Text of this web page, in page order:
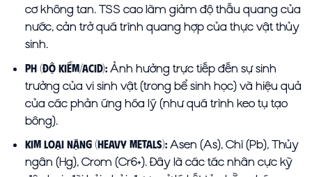
cơ không tan. TSS cao làm giảm độ thấu quang của
nước, cản trở quá trình quang hợp của thực vật thủy
sinh.
pH (Độ kiềm/acid):Ảnh hưởng trực tiếp đến sự sinh
trưởng của vi sinh vật (trong bể sinh học) và hiệu quả
của các phản ứng hóa lý (như quá trình keo tụ tạo
bông).
Kim loại nặng (Heavy Metals):Asen (As), Chì (Pb), Thủy
ngân (Hg), Crom (Cr6+). Đây là các tác nhân cực kỳ